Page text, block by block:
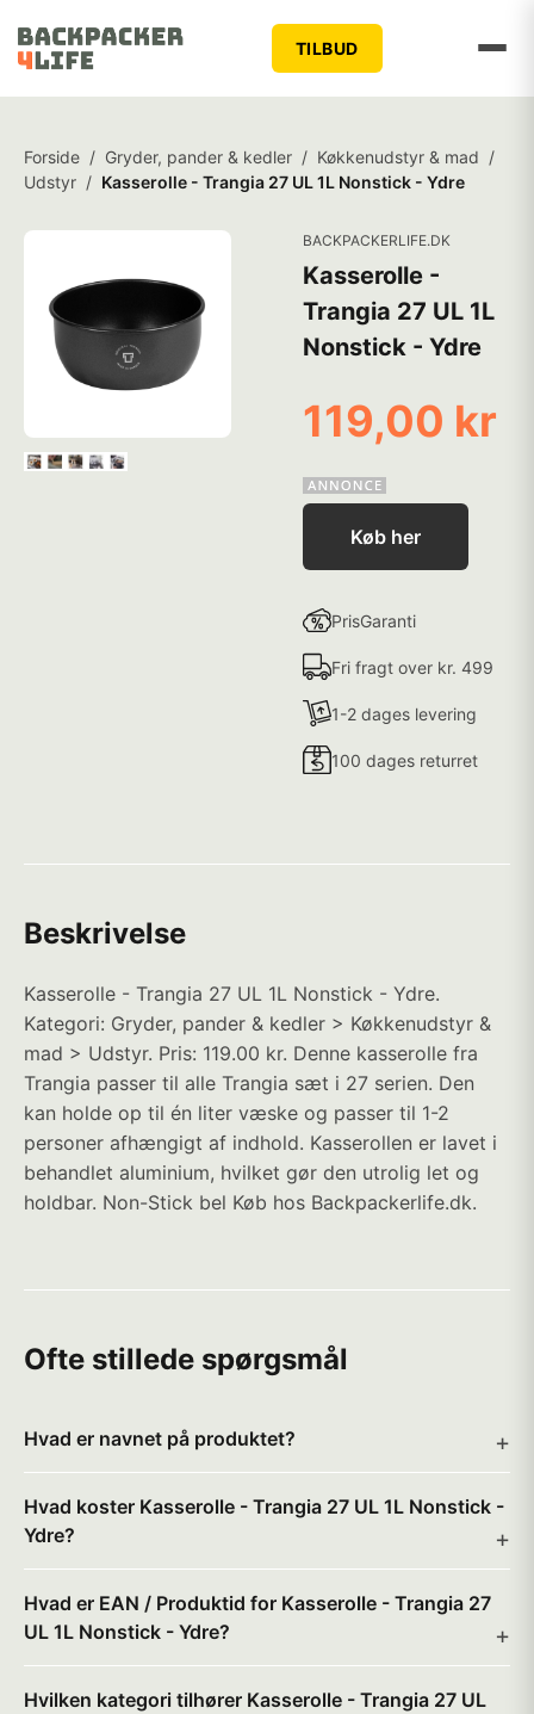
TILBUD
Forside / Gryder, pander & kedler / Køkkenudstyr & mad /
Udstyr / Kasserolle - Trangia 27 UL 1L Nonstick - Ydre
BACKPACKERLIFE.DK
Kasserolle -
Trangia 27 UL 1L
Nonstick - Ydre
119,00 kr
Køb her
PrisGaranti
Fri fragt over kr. 499
1-2 dages levering
100 dages returret
Beskrivelse
Kasserolle - Trangia 27 UL 1L Nonstick - Ydre.
Kategori: Gryder, pander & kedler > Køkkenudstyr &
mad > Udstyr. Pris: 119.00 kr. Denne kasserolle fra
Trangia passer til alle Trangia sæt i 27 serien. Den
kan holde op til én liter væske og passer til 1-2
personer afhængigt af indhold. Kasserollen er lavet i
behandlet aluminium, hvilket gør den utrolig let og
holdbar. Non-Stick bel Køb hos Backpackerlife.dk.
Ofte stillede spørgsmål
Hvad er navnet på produktet?
Hvad koster Kasserolle - Trangia 27 UL 1L Nonstick -
Ydre?
Hvad er EAN / Produktid for Kasserolle - Trangia 27
UL 1L Nonstick - Ydre?
Hvilken kategori tilhører Kasserolle - Trangia 27 UL